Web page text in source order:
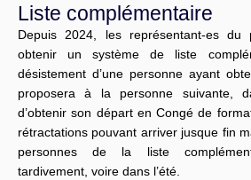
Liste complémentaire
Depuis 2024, les représentant-es
obtenir un système de liste
désistement d’une personne ayant
proposera à la personne suivante,
d’obtenir son départ en Congé de
rétractations pouvant arriver jusque fin
personnes de la liste
tardivement, voire dans l’été.